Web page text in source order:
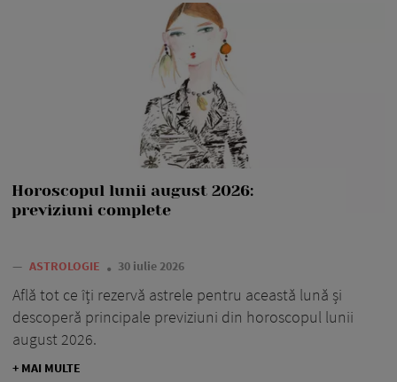
Horoscopul lunii august 2026:
previziuni complete
— ASTROLOGIE 30 iulie 2026
Află tot ce îți rezervă astrele pentru această lună și
descoperă principale previziuni din horoscopul lunii
august 2026.
+ MAI MULTE